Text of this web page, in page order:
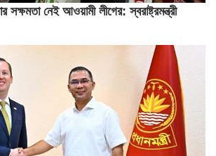
নেই আওয়ামী লীগের: স্বরাষ্ট্রমন্ত্রী